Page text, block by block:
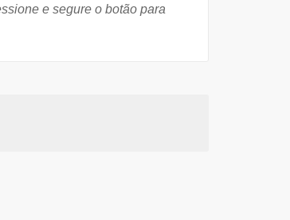
e segure o botão para